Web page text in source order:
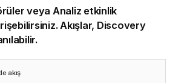
veya Analiz etkinlik
Akışlar, Discovery
akış